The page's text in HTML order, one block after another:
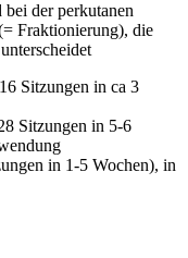
der perkutanen
Fraktionierung), die
Sitzungen in ca 3
Sitzungen in 5-6
in 1-5 Wochen), in